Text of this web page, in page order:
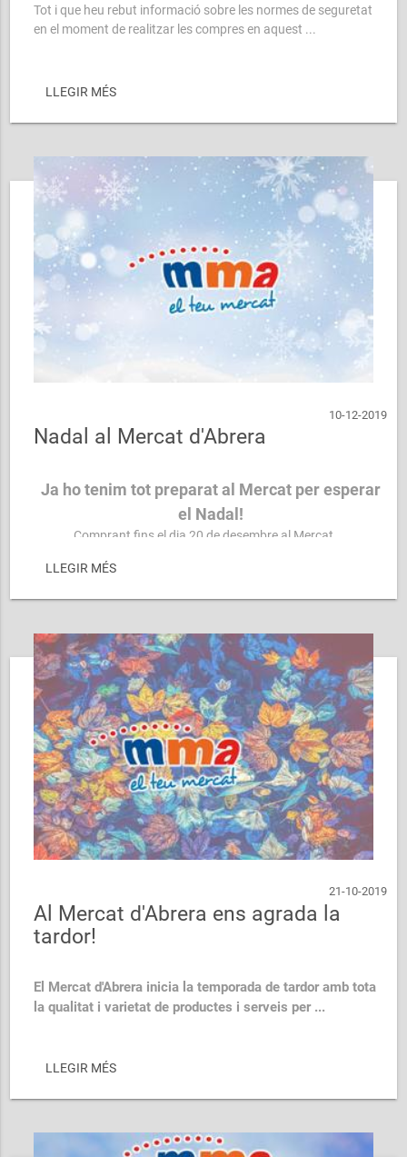
Tot i que heu rebut informació sobre les normes de seguretat
en el moment de realitzar les compres en aquest ...
LLEGIR MÉS
10-12-2019
Nadal al Mercat d'Abrera
Ja ho tenim tot preparat al Mercat per esperar
el Nadal!
Comprant fins el dia 20 de desembre al Mercat ...
LLEGIR MÉS
21-10-2019
Al Mercat d'Abrera ens agrada la
tardor!
El Mercat d'Abrera inicia la temporada de tardor amb tota
la qualitat i varietat de productes i serveis per ...
LLEGIR MÉS